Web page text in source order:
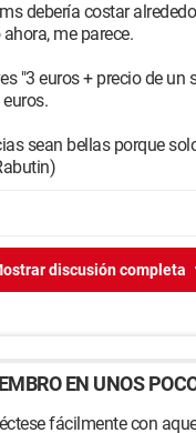
debería costar
me parece.
"3 euros + precio de un
sean bellas porque
discusión completa
EN UNOS
fácilmente con